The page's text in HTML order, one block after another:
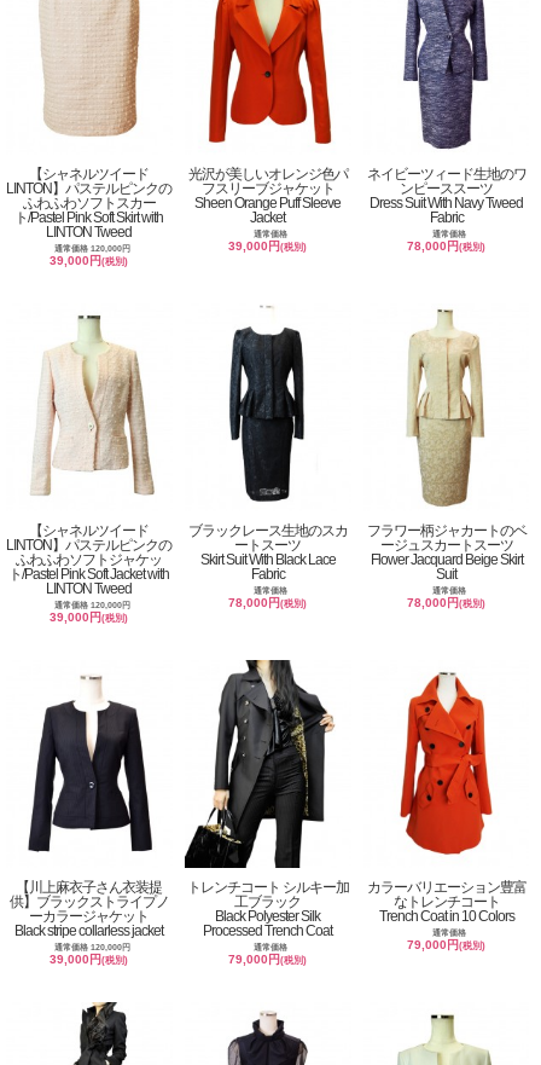
【シャネルツイード
LINTON】パステルピンクの
ふわふわソフトスカー
ト/Pastel Pink Soft Skirt with
LINTON Tweed
通常価格 120,000円
39,000円(税別)
光沢が美しいオレンジ色パ
フスリーブジャケット
Sheen Orange Puff Sleeve
Jacket
通常価格
39,000円(税別)
ネイビーツィード生地のワ
ンピーススーツ
Dress Suit With Navy Tweed
Fabric
通常価格
78,000円(税別)
【シャネルツイード
LINTON】パステルピンクの
ふわふわソフトジャケッ
ト/Pastel Pink Soft Jacket with
LINTON Tweed
通常価格 120,000円
39,000円(税別)
ブラックレース生地のスカ
ートスーツ
Skirt Suit With Black Lace
Fabric
通常価格
78,000円(税別)
フラワー柄ジャカートのベ
ージュスカートスーツ
Flower Jacquard Beige Skirt
Suit
通常価格
78,000円(税別)
【川上麻衣子さん衣装提
供】ブラックストライプノ
ーカラージャケット
Black stripe collarless jacket
通常価格 120,000円
39,000円(税別)
トレンチコート シルキー加
工ブラック
Black Polyester Silk
Processed Trench Coat
通常価格
79,000円(税別)
カラーバリエーション豊富
なトレンチコート
Trench Coat in 10 Colors
通常価格
79,000円(税別)